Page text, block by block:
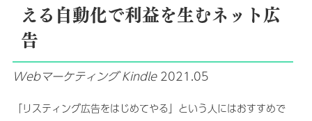
える⾃動化で利益を⽣むネット広
告
Webマーケティング Kindle 2021.05
「リスティング広告をはじめてやる」という人にはおすすめで